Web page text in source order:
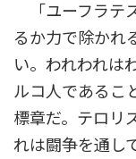
「ユーフラテ
るか力で除かれ
い。われわれは
ルコ人であるこ
標章だ。テロリ
れは闘争を通し